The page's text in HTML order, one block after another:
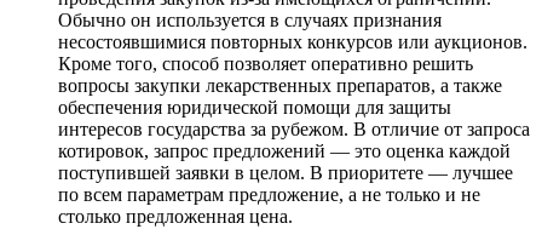
Обычно он используется в случаях признания
несостоявшимися повторных конкурсов или аукционов.
Кроме того, способ позволяет оперативно решить
вопросы закупки лекарственных препаратов, а также
обеспечения юридической помощи для защиты
интересов государства за рубежом. В отличие от запроса
котировок, запрос предложений — это оценка каждой
поступившей заявки в целом. В приоритете — лучшее
по всем параметрам предложение, а не только и не
столько предложенная цена.